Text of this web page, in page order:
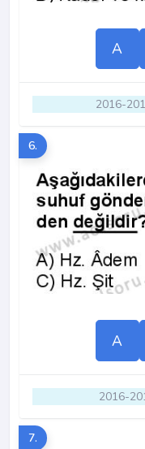
A
2016-
6.
A
2016-
7.